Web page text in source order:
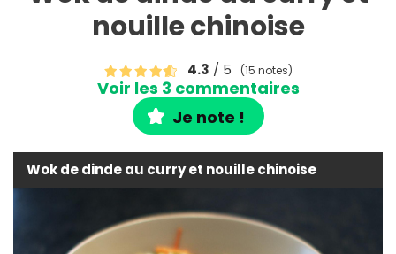
nouille chinoise
4.3 / 5 (15 notes)
Voir les 3 commentaires
Je note !
Wok de dinde au curry et nouille chinoise